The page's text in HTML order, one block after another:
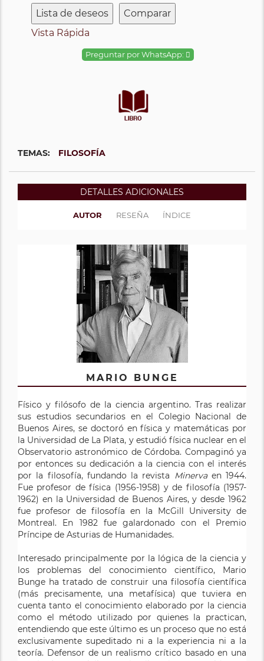
Lista de deseos
Comparar
Vista Rápida
Preguntar por WhatsApp:
TEMAS: FILOSOFÍA
DETALLES ADICIONALES
AUTOR RESEÑA ÍNDICE
MARIO BUNGE
Físico y filósofo de la ciencia argentino. Tras realizar
sus estudios secundarios en el Colegio Nacional de
Buenos Aires, se doctoró en física y matemáticas por
la Universidad de La Plata, y estudió física nuclear en el
Observatorio astronómico de Córdoba. Compaginó ya
por entonces su dedicación a la ciencia con el interés
por la filosofía, fundando la revista Minervaen 1944.
Fue profesor de física (1956-1958) y de filosofía (1957-
1962) en la Universidad de Buenos Aires, y desde 1962
fue profesor de filosofía en la McGill University de
Montreal. En 1982 fue galardonado con el Premio
Príncipe de Asturias de Humanidades.
Interesado principalmente por la lógica de la ciencia y
los problemas del conocimiento científico, Mario
Bunge ha tratado de construir una filosofía científica
(más precisamente, una metafísica) que tuviera en
cuenta tanto el conocimiento elaborado por la ciencia
como el método utilizado por quienes la practican,
entendiendo que este último es un proceso que no está
exclusivamente supeditado ni a la experiencia ni a la
teoría. Defensor de un realismo crítico basado en una